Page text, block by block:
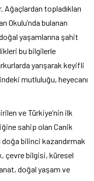
Ağaçlardan topladıkları
Okulu’nda bulanan
yaşamlarına şahit
bu bilgilerle
yarışarak keyifli
mutluluğu, heyecanı
ve Türkiye’nin ilk
sahip olan Canik
doğa bilinci kazandırmak
çevre bilgisi, küresel
doğal yaşam ve